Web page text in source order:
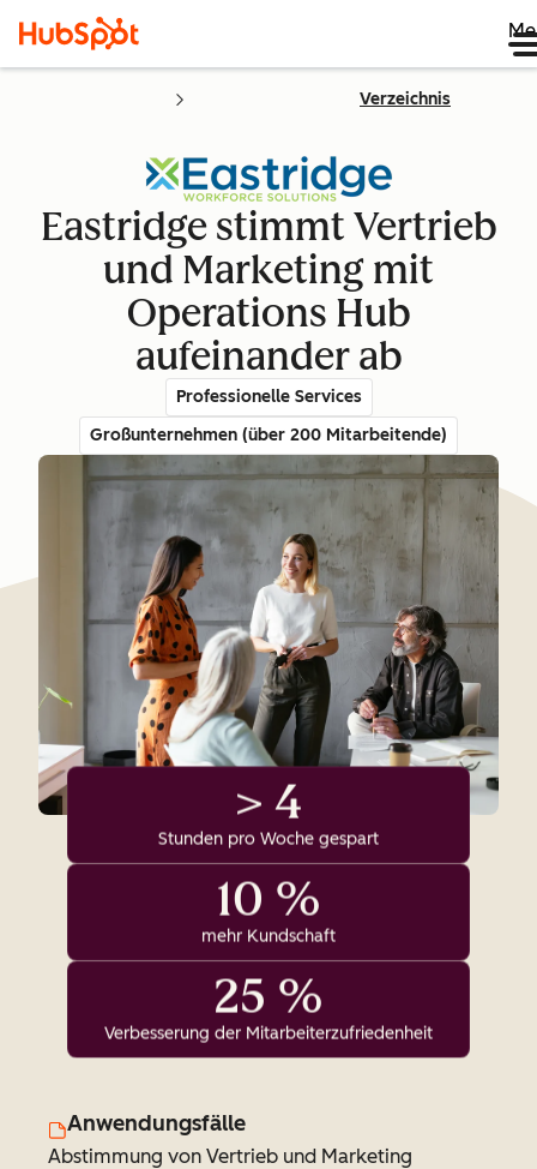
Verzeichnis
Eastridge stimmt Vertrieb
und Marketing mit
Operations Hub
aufeinander ab
Professionelle Services
Großunternehmen (über 200 Mitarbeitende)
> 4
Stunden pro Woche gespart
10 %
mehr Kundschaft
25 %
Verbesserung der Mitarbeiterzufriedenheit
Anwendungsfälle
Abstimmung von Vertrieb und Marketing